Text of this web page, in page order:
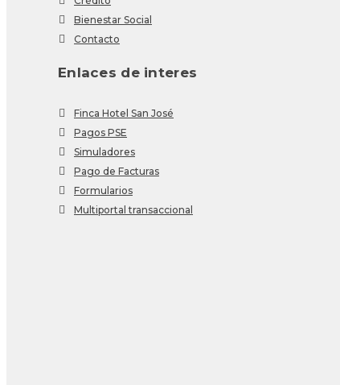
Bienestar Social
Contacto
Enlaces de interes
Finca Hotel San José
Pagos PSE
Simuladores
Pago de Facturas
Formularios
Multiportal transaccional